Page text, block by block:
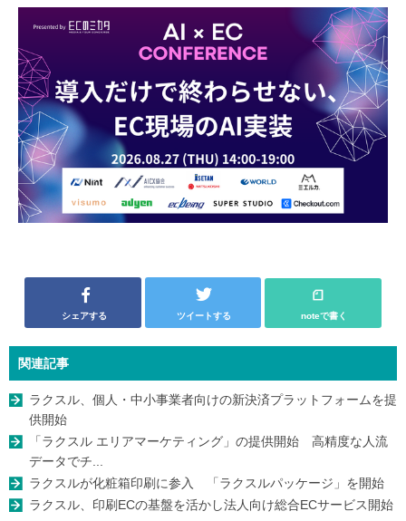
シェアする ツイートする noteで書く
関連記事
ラクスル、個人・中小事業者向けの新決済プラットフォームを提
供開始
「ラクスル エリアマーケティング」の提供開始 高精度な人流
データでチ...
ラクスルが化粧箱印刷に参入 「ラクスルパッケージ」を開始
ラクスル、印刷ECの基盤を活かし法人向け総合ECサービス開始